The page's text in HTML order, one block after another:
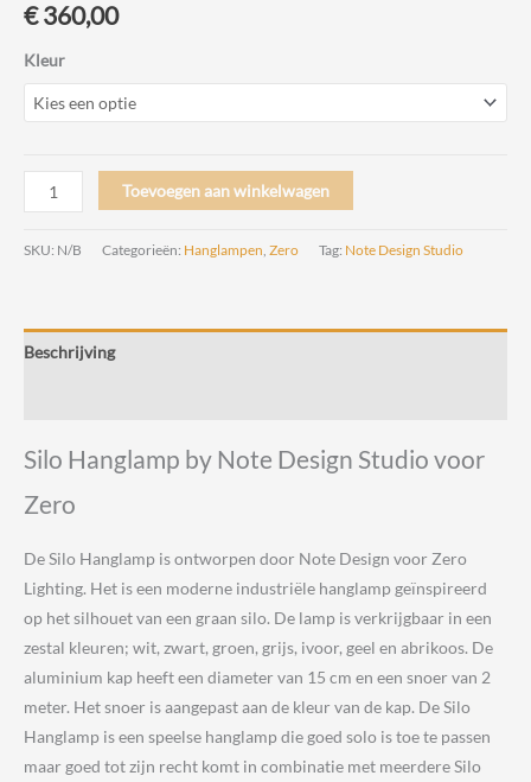
€360,00
Kleur
Hanglamp
by
Studio
voor
Toevoegen aan winkelwagen
SKU: N/B Categorieën: Hanglampen, Zero Tag: Note Design Studio
Beschrijving
Silo Hanglamp by Note Design Studio voor
Zero
De Silo Hanglamp is ontworpen door Note Design voor Zero
Lighting. Het is een moderne industriële hanglamp geïnspireerd
op het silhouet van een graan silo. De lamp is verkrijgbaar in een
zestal kleuren; wit, zwart, groen, grijs, ivoor, geel en abrikoos. De
aluminium kap heeft een diameter van 15 cm en een snoer van 2
meter. Het snoer is aangepast aan de kleur van de kap. De Silo
Hanglamp is een speelse hanglamp die goed solo is toe te passen
maar goed tot zijn recht komt in combinatie met meerdere Silo